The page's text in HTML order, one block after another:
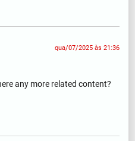
qua/07/2025 às 21:36
any more related content?